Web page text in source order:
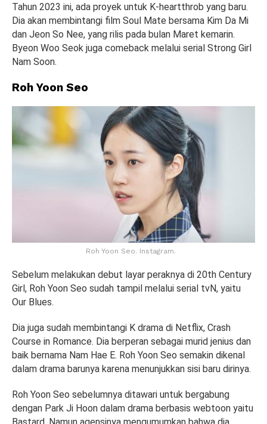
Tahun 2023 ini, ada proyek untuk K-heartthrob yang baru.
Dia akan membintangi film Soul Mate bersama Kim Da Mi
dan Jeon So Nee, yang rilis pada bulan Maret kemarin.
Byeon Woo Seok juga comeback melalui serial Strong Girl
Nam Soon.
Roh Yoon Seo
Roh Yoon Seo. Instagram.
Sebelum melakukan debut layar peraknya di 20th Century
Girl, Roh Yoon Seo sudah tampil melalui serial tvN, yaitu
Our Blues.
Dia juga sudah membintangi K drama di Netflix, Crash
Course in Romance. Dia berperan sebagai murid jenius dan
baik bernama Nam Hae E. Roh Yoon Seo semakin dikenal
dalam drama barunya karena menunjukkan sisi baru dirinya.
Roh Yoon Seo sebelumnya ditawari untuk bergabung
dengan Park Ji Hoon dalam drama berbasis webtoon yaitu